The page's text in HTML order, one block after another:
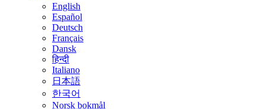
English
Español
Deutsch
Français
Dansk
हिन्दी
Italiano
日本語
한국어
Norsk bokmål